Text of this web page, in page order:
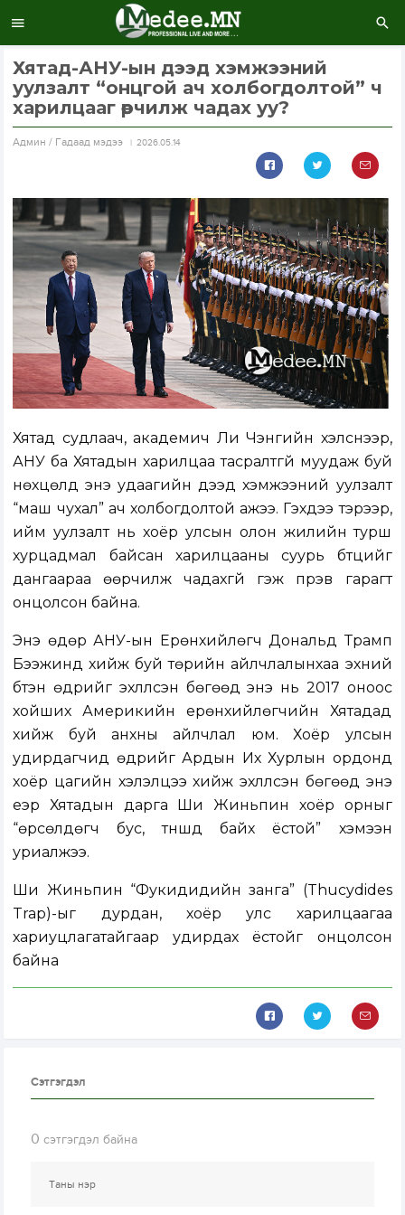
Хятад-АНУ-ын дээд хэмжээний
уулзалт “онцгой ач холбогдолтой” ч
харилцааг өөрчилж чадах уу?
Aдмин / Гадаад мэдээ 2026.05.14
Хятад судлаач, академич Ли Чэнгийн хэлснээр,
АНУ ба Хятадын харилцаа тасралтгүй муудаж буй
нөхцөлд энэ удаагийн дээд хэмжээний уулзалт
“маш чухал” ач холбогдолтой ажээ. Гэхдээ тэрээр,
ийм уулзалт нь хоёр улсын олон жилийн турш
хурцадмал байсан харилцааны суурь бүтцийг
дангаараа өөрчилж чадахгүй гэж пүрэв гарагт
онцолсон байна.
Энэ өдөр АНУ-ын Ерөнхийлөгч Дональд Трамп
Бээжинд хийж буй төрийн айлчлалынхаа эхний
бүтэн өдрийг эхлүүлсэн бөгөөд энэ нь 2017 оноос
хойших Америкийн ерөнхийлөгчийн Хятадад
хийж буй анхны айлчлал юм. Хоёр улсын
удирдагчид өдрийг Ардын Их Хурлын ордонд
хоёр цагийн хэлэлцээ хийж эхлүүлсэн бөгөөд энэ
үеэр Хятадын дарга Ши Жиньпин хоёр орныг
“өрсөлдөгч бус, түншүүд байх ёстой” хэмээн
уриалжээ.
Ши Жиньпин “Фукидидийн занга” (Thucydides
Trap)-ыг дурдан, хоёр улс харилцаагаа
хариуцлагатайгаар удирдах ёстойг онцолсон
байна
Сэтгэгдэл
0 сэтгэгдэл байна